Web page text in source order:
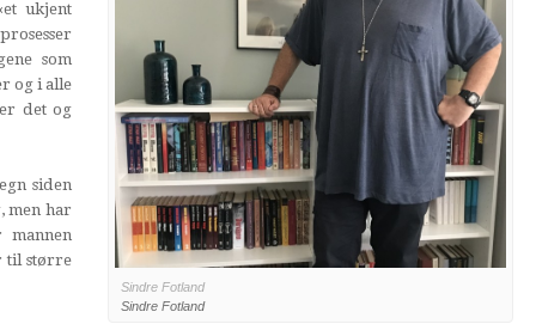
Sindre Fotland
Sindre Fotland
ukjent
som
og i alle
det og
siden
men har
til større